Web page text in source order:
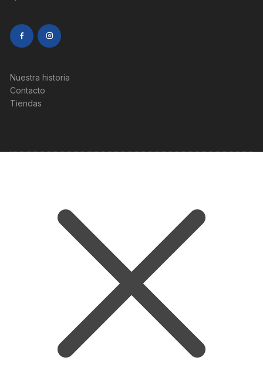
Nuestra historia
Contacto
Tiendas